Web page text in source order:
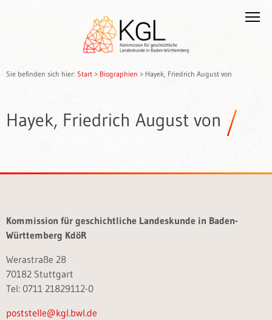
Sie befinden sich hier: Start > Biographien > Hayek, Friedrich August von
Hayek, Friedrich August von
Kommission für geschichtliche Landeskunde in Baden-
Württemberg KdöR
Werastraße 28
70182 Stuttgart
Tel: 0711 21829112-0
poststelle@kgl.bwl.de